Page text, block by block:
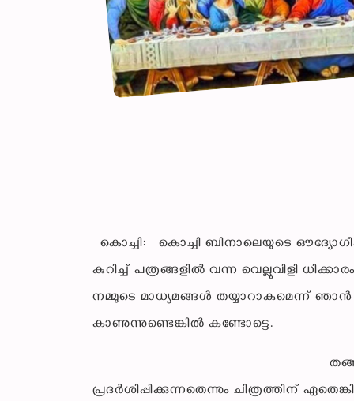
കൊച്ചി: കൊച്ചി ബിനാലെയുടെ ഔദ്യോഗീക
കുറിച്ച് പത്രങ്ങളിൽ വന്ന വെല്ലുവിളി
നമ്മുടെ മാധ്യമങ്ങൾ തയ്യാറാകുമെന്ന് ഞാൻ
കാണുന്നുണ്ടെങ്കിൽ കണ്ടോട്ടെ.
തങ്ങൾ കലാവിഷ്ക്കാര
പ്രദർശിപ്പിക്കുന്നതെന്നും ചിത്രത്തിന്